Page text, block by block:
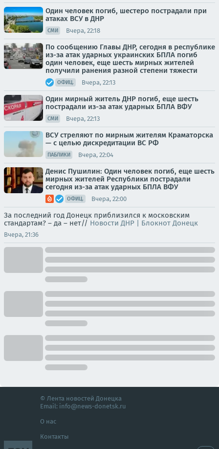
Один человек погиб, шестеро пострадали при
атаках ВСУ в ДНР
СМИ Вчера, 22:18
По сообщению Главы ДНР, сегодня в республике
из-за атак ударных украинских БПЛА погиб
один человек, еще шесть мирных жителей
получили ранения разной степени тяжести
ОФИЦ. Вчера, 22:13
Один мирный житель ДНР погиб, еще шесть
пострадали из-за атак ударных БПЛА ВФУ
СМИ Вчера, 22:13
ВСУ стреляют по мирным жителям Краматорска
— с целью дискредитации ВС РФ
ПАБЛИКИ Вчера, 22:04
Денис Пушилин: Один человек погиб, еще шесть
мирных жителей Республики пострадали
сегодня из-за атак ударных БПЛА ВФУ
ОФИЦ. Вчера, 22:00
За последний год Донецк приблизился к московским
стандартам? – да – нет// Новости ДНР | Блокнот Донецк
Вчера, 21:36
© Лента новостей Донецка
Email: info@news-donetsk.ru
О нас
Контакты